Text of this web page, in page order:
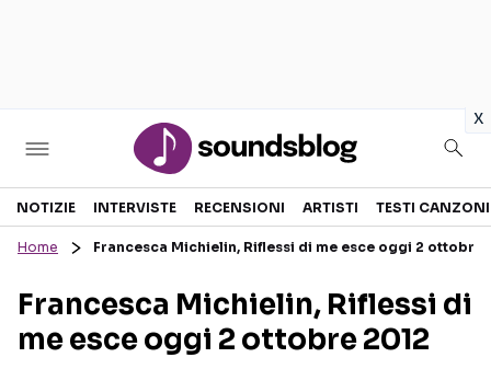
x
Sezioni
RECENSIONI MUSICALI
INTERVISTE
TESTI CANZONI
TOUR ED EVENTI
NOTIZIE INTERVISTE RECENSIONI ARTISTI TESTI CANZONI
Home Francesca Michielin, Riflessi di me esce oggi 2 ottobre
Francesca Michielin, Riflessi di
me esce oggi 2 ottobre 2012